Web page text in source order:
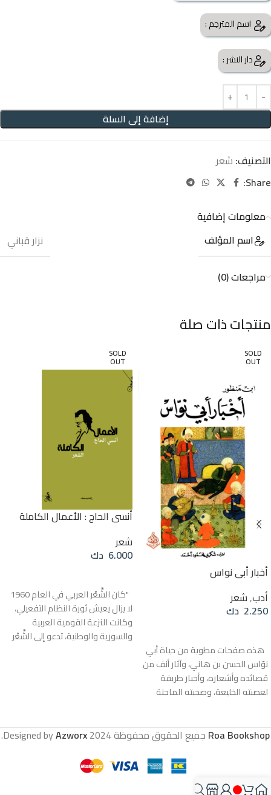
اسم المترجم :
دار النشر :
إضافة إلى السلة
التصنيف: شعر
Share:
معلومات إضافية
اسم المؤلف
نزار قباني
مراجعات (0)
منتجات ذات صلة
SOLD
OUT
أخبار أبي نواس
أدب,شعر
2.250 دك
هذه صفحات مطوية من حياة أبي
نوّاس الحسن بن هاني، وآثار أنف من
قصائده وأشعاره، وأخبار طريفة
لعصبته الخليعة، وصحبته الماجنة
الأنصاري المتوفى 711هـ / 1311م
صاحب المعجم الشهير لسان العرب.
ولقد قضيت في تحقيقها، والتعليق
عليها، وقتاً غزيراً، وعهداً طويلاً، أبحث
بين خزانات الكتب عما ورد فيه من
SOLD
OUT
أنسي الحاج : الأعمال الكاملة
شعر
6.000 دك
"كان الشِّعْر العربي في العام 1960
لا يزال يعيش ثورة النظام التفعيلي،
وكانت النزعة القومية العربية
والسورية والوطنية، تدعو إلى الشِّعْر
اللغة المغرقة في الجحيم الديونيزي
النقية والغريبة، المضطربة والصافية،
اللغة التي تتناغم فيها المتناقضات،
Roa Bookshop جميع الحقوق محفوظة2024 Designed by
Azworx
.